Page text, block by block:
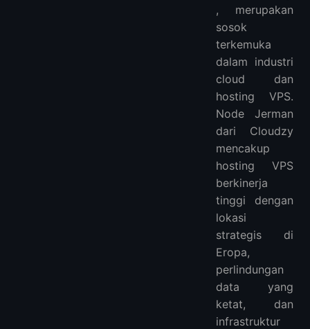
, merupakan
sosok
terkemuka
dalam industri
cloud dan
hosting VPS.
Node Jerman
dari Cloudzy
mencakup
hosting VPS
berkinerja
tinggi dengan
lokasi
strategis di
Eropa,
perlindungan
data yang
ketat, dan
infrastruktur